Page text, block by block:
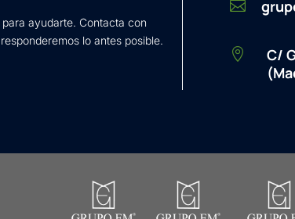
para ayudarte. Contacta con
lo antes posible.


C/